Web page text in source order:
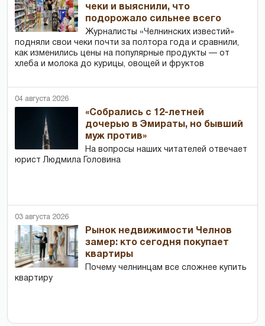
чеки и выяснили, что
подорожало сильнее всего
Журналисты «Челнинских известий»
подняли свои чеки почти за полтора года и сравнили,
как изменились цены на популярные продукты — от
хлеба и молока до курицы, овощей и фруктов
04 августа 2026
«Собрались с 12-летней
дочерью в Эмираты, но бывший
муж против»
На вопросы наших читателей отвечает
юрист Людмила Головина
03 августа 2026
Рынок недвижимости Челнов
замер: кто сегодня покупает
квартиры
Почему челнинцам все сложнее купить
квартиру